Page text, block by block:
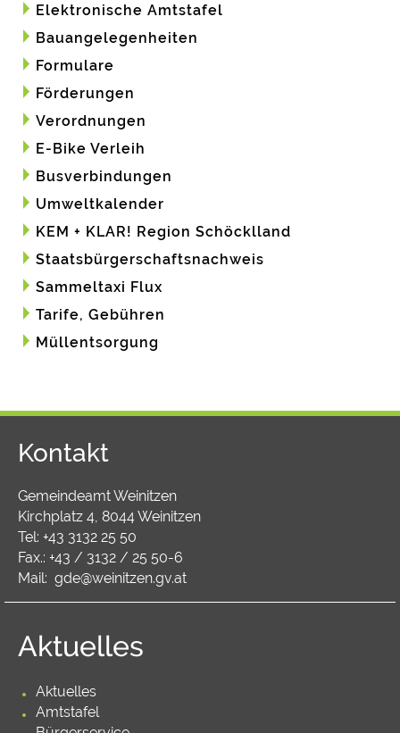
Elektronische Amtstafel
Bauangelegenheiten
Formulare
Förderungen
Verordnungen
E-Bike Verleih
Busverbindungen
Umweltkalender
KEM + KLAR! Region Schöcklland
Staatsbürgerschaftsnachweis
Sammeltaxi Flux
Tarife, Gebühren
Müllentsorgung
Kontakt
Gemeindeamt Weinitzen
Kirchplatz 4, 8044 Weinitzen
Tel: +43 3132 25 50
Fax.: +43 / 3132 / 25 50-6
Mail: gde@weinitzen.gv.at
Aktuelles
Aktuelles
Amtstafel